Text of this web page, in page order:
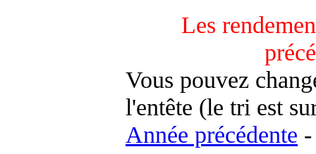
Les
Vous pouvez
l'entête (le tri est
Année précédente -